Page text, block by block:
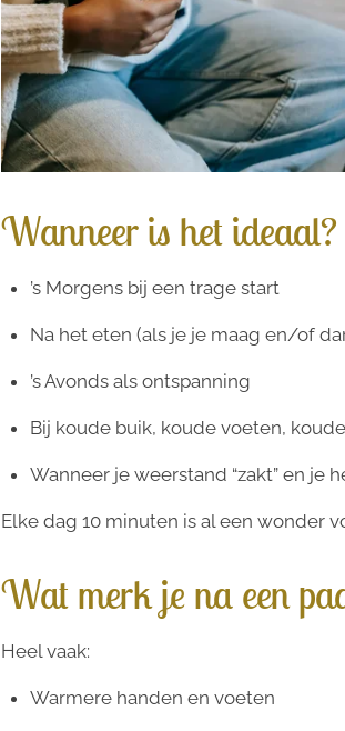
Wanneer is het ideaal?
’s Morgens bij een trage start
Na het eten (als je je maag en/of
’s Avonds als ontspanning
Bij koude buik, koude voeten,
Wanneer je weerstand “zakt” en je
Elke dag 10 minuten is al een wonder
Wat merk je na een
Heel vaak:
Warmere handen en voeten